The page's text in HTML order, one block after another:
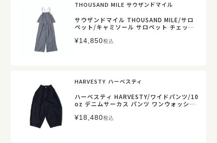
THOUSAND MILE サウザンドマイル
サウザンドマイル THOUSAND MILE/サロ
ペット/キャミソール サロペット チェック/
¥14,850税込
HARVESTY ハーベスティ
ハーベスティ HARVESTY/ワイドパンツ/10
oz デニムサーカス パンツ ワンウォッシュ
¥18,480税込